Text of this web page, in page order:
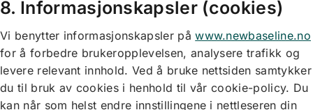
8. Informasjonskapsler (cookies)
Vi benytter informasjonskapsler påwww.newbaseline.no
for å forbedre brukeropplevelsen, analysere trafikk og
levere relevant innhold. Ved å bruke nettsiden samtykker
du til bruk av cookies i henhold til vår cookie-policy. Du
kan når som helst endre innstillingene i nettleseren din